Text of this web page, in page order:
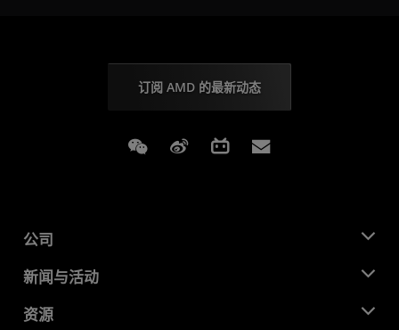
订阅 AMD 的最新动态
Weixin Weibo Bilibili
公司
关于 AMD
企业责任
新闻与活动
新闻中心
资源